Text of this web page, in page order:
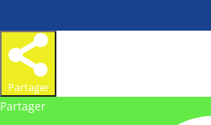
Partager
Partager